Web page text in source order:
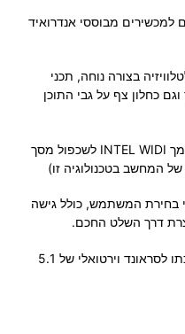
מבוססי אנדרואיד
בצורה נוחה, תכני
כחלון צף על גבי התוכן
שיתוף אלחוטי ישיר – WifI Direct – תומך INTEL WIDI לשכפול מסך
המחשב בטכנולוגיה זו)
בחירת המשתמש, כולל גישה
דרך השלט החכם.
AI Sound*- ניתוח מקור הסאונד והפיכתו לסראונד וירטואלי של 5.1